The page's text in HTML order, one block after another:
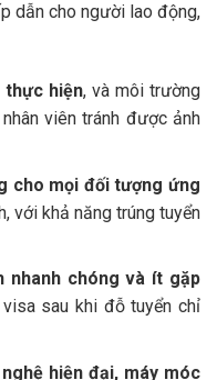
dẫn cho người lao động,
thực hiện, và môi trường
viên tránh được ảnh
cho mọi đối tượng ứng
với khả năng trúng tuyển
nhanh chóng và ít gặp
sau khi đỗ tuyển chỉ
hiện đại, máy móc